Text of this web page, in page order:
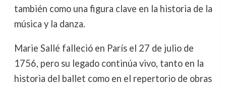
también como una figura clave en la historia de la
música y la danza.
Marie Sallé falleció en París el 27 de julio de
1756, pero su legado continúa vivo, tanto en la
historia del ballet como en el repertorio de obras